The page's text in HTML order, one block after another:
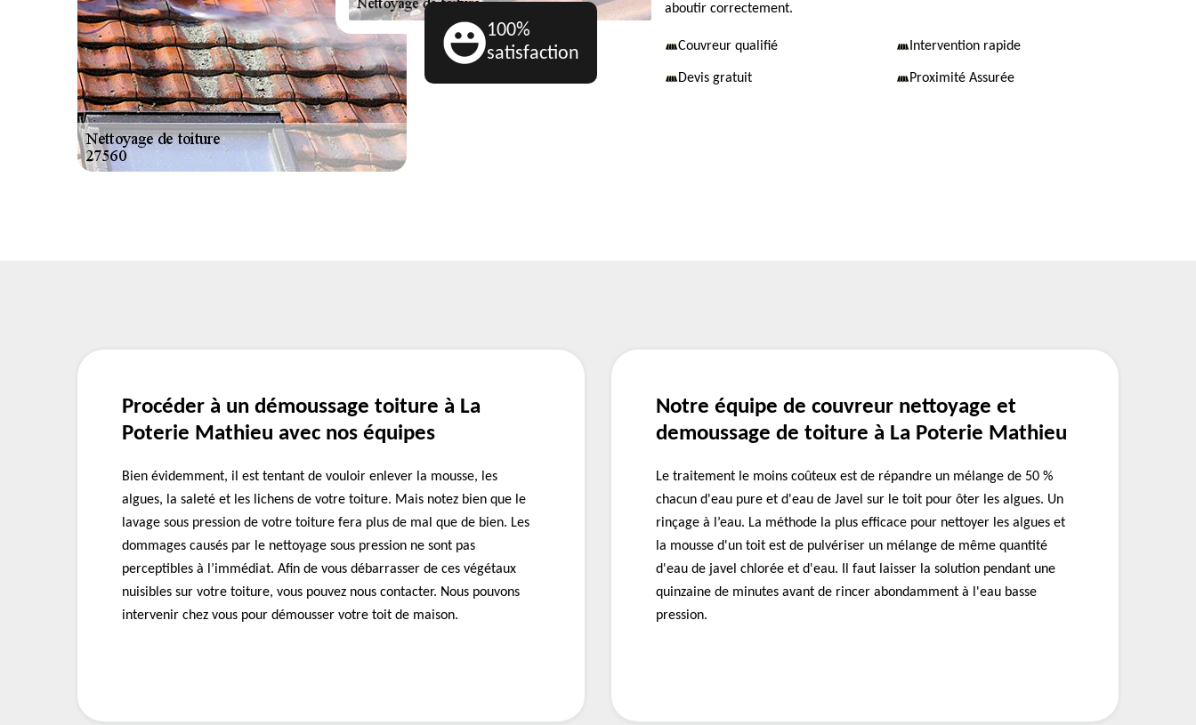
100%
satisfaction
aboutir correctement.
Couvreur qualifié Intervention rapide
Devis gratuit Proximité Assurée
Procéder à un démoussage toiture à La
Poterie Mathieu avec nos équipes
Bien évidemment, il est tentant de vouloir enlever la mousse, les
algues, la saleté et les lichens de votre toiture. Mais notez bien que le
lavage sous pression de votre toiture fera plus de mal que de bien. Les
dommages causés par le nettoyage sous pression ne sont pas
perceptibles à l’immédiat. Afin de vous débarrasser de ces végétaux
nuisibles sur votre toiture, vous pouvez nous contacter. Nous pouvons
intervenir chez vous pour démousser votre toit de maison.
Notre équipe de couvreur nettoyage et
demoussage de toiture à La Poterie Mathieu
Le traitement le moins coûteux est de répandre un mélange de 50 %
chacun d'eau pure et d'eau de Javel sur le toit pour ôter les algues. Un
rinçage à l’eau. La méthode la plus efficace pour nettoyer les algues et
la mousse d'un toit est de pulvériser un mélange de même quantité
d'eau de javel chlorée et d'eau. Il faut laisser la solution pendant une
quinzaine de minutes avant de rincer abondamment à l'eau basse
pression.